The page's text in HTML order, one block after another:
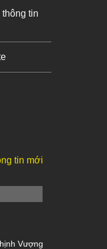
tin
tin mới
Vượng